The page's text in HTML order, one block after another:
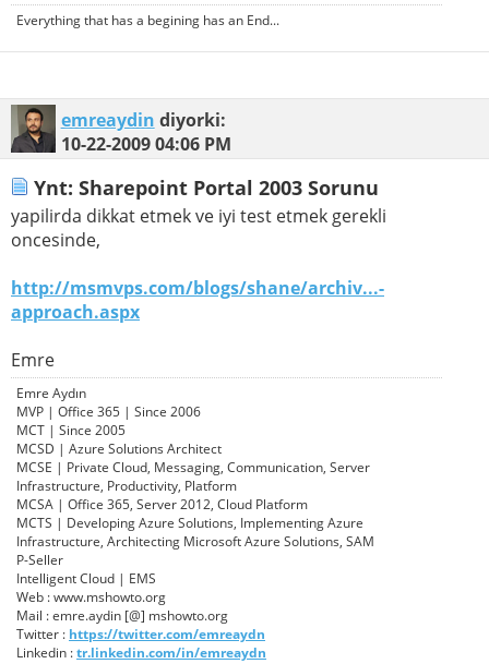
Everything that has a begining has an End...
emreaydin diyorki:
10-22-200904:06 PM
Ynt: Sharepoint Portal 2003 Sorunu
yapilirda dikkat etmek ve iyi test etmek gerekli
oncesinde,
http://msmvps.com/blogs/shane/archiv...-
approach.aspx
Emre
Emre Aydın
MVP | Office 365 | Since 2006
MCT | Since 2005
MCSD | Azure Solutions Architect
MCSE | Private Cloud, Messaging, Communication, Server
Infrastructure, Productivity, Platform
MCSA | Office 365, Server 2012, Cloud Platform
MCTS | Developing Azure Solutions, Implementing Azure
Infrastructure, Architecting Microsoft Azure Solutions, SAM
P-Seller
Intelligent Cloud | EMS
Web : www.mshowto.org
Mail : emre.aydin [@] mshowto.org
Twitter : https://twitter.com/emreaydn
Linkedin :tr.linkedin.com/in/emreaydn